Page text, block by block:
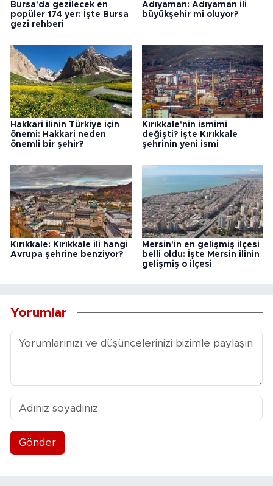
Bursa'da gezilecek en
popüler 174 yer: İşte Bursa
gezi rehberi
Adıyaman: Adıyaman ili
büyükşehir mi oluyor?
Hakkari ilinin Türkiye için
önemi: Hakkari neden
önemli bir şehir?
Kırıkkale'nin ismimi
değişti? İşte Kırıkkale
şehrinin yeni ismi
Kırıkkale: Kırıkkale ili hangi
Avrupa şehrine benziyor?
Mersin'in en gelişmiş ilçesi
belli oldu: İşte Mersin ilinin
gelişmiş o ilçesi
Yorumlar
Gönder